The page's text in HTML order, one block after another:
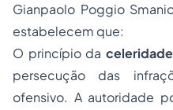
Gianpaolo Poggio
estabelecem que:
O princípio da celeridade
persecução das
ofensivo. A autoridade